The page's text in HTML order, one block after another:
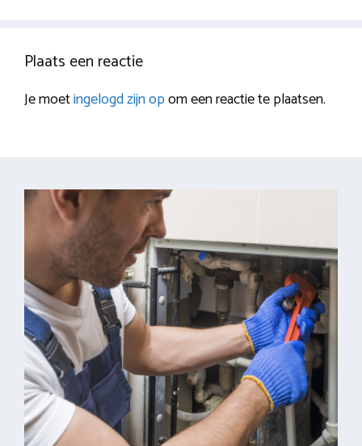
Plaats een reactie
Je moetingelogd zijn opom een reactie te plaatsen.